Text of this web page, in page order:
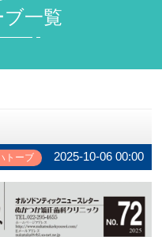
一覧
トーブ 2025-10-06 00:00